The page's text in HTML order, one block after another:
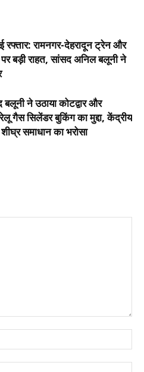
रफ्तार: रामनगर-देहरादून ट्रेन और
पर बड़ी राहत, सांसद अनिल बलूनी ने
ने उठाया कोटद्वार और
गैस सिलेंडर बुकिंग का मुद्दा, केंद्रीय
समाधान का भरोसा